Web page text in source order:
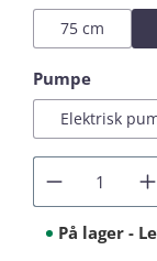
75 cm
Vælg
Pumpe
Elektrisk
På lager -